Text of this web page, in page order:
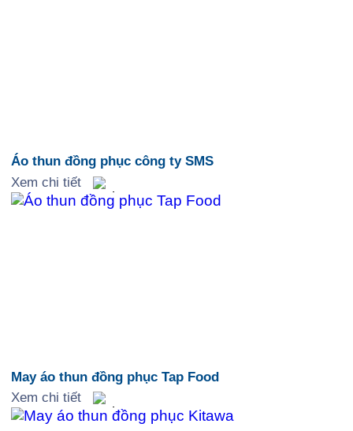
Áo thun đồng phục công ty SMS
Xem chi tiết
May áo thun đồng phục Tap Food
Xem chi tiết